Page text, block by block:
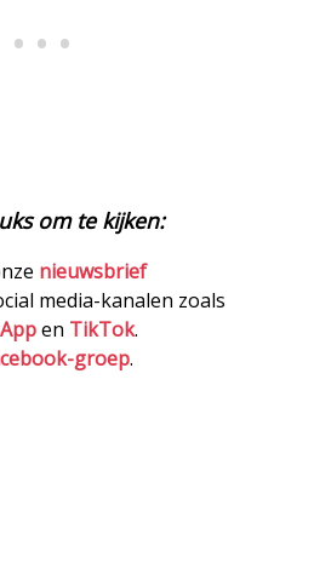
om te kijken:
nieuwsbrief
media-kanalen zoals
en TikTok.
groep.